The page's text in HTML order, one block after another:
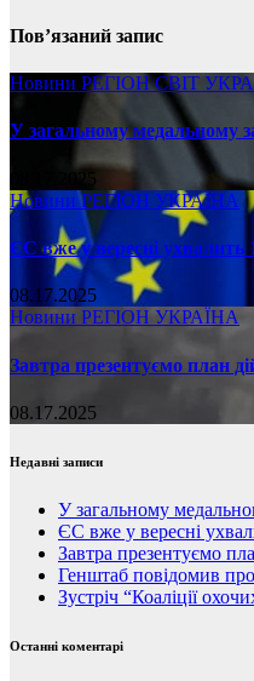
Пов’язаний запис
Новини РЕГІОНСВІТ
У загальному медальному
08.17.2025
НовиниРЕГІОН УКРАЇНА
ЄС вже у вересні
08.17.2025
Новини РЕГІОН УКРАЇНА
Завтра презентуємо план
08.17.2025
Недавні записи
У загальному
ЄС вже у вересні
Завтра презентуємо
Генштаб повідомив
Зустріч “Коаліції
Останні коментарі